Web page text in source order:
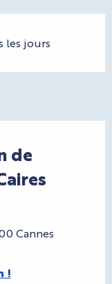
les jours
de
Cannes
!